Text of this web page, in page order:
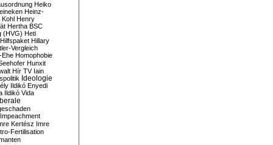
Heiko
Heinz-
Kohl Henry
Hertha BSC
(HVG) Heti
Hilfspaket Hillary
Vergleich
Ehe Homophobie
Hunxit
Hír TV Iain
Ideologie
Ildikó Enyedi
Ildikó Vida
Impeachment
Kertész Imre
Fertilisation